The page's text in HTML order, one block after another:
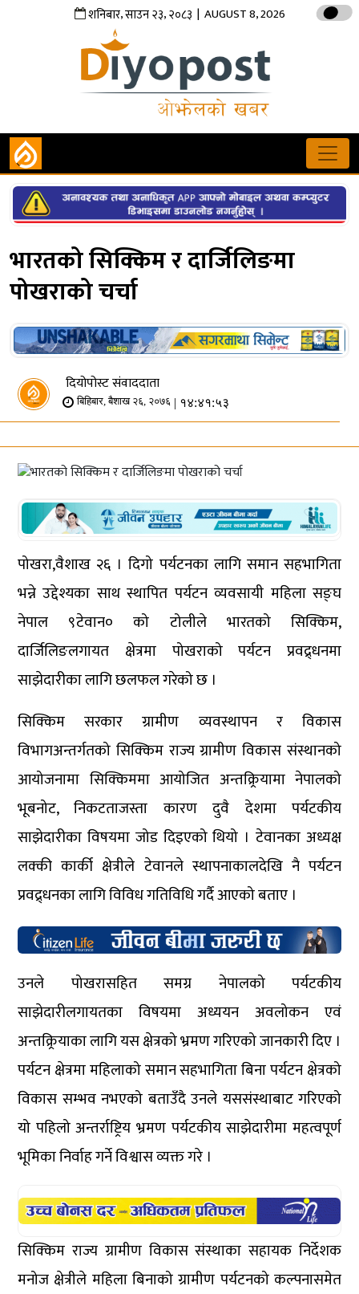
शनिबार,साउन२३,२०८३ | AUGUST 8, 2026
भारतको सिक्किम र दार्जिलिङमा
पोखराको चर्चा
दियोपोस्ट संवाददाता
बिहिबार, बैशाख २६, २०७६ | १४:४१:५३
पोखरा,वैशाख २६ । दिगो पर्यटनका लागि समान सहभागिता
भन्ने उद्देश्यका साथ स्थापित पर्यटन व्यवसायी महिला सङ्घ
नेपाल ९टेवान० को टोलीले भारतको सिक्किम,
दार्जिलिङलगायत क्षेत्रमा पोखराको पर्यटन प्रवद्र्धनमा
साझेदारीका लागि छलफल गरेको छ ।
सिक्किम सरकार ग्रामीण व्यवस्थापन र विकास
विभागअन्तर्गतको सिक्किम राज्य ग्रामीण विकास संस्थानको
आयोजनामा सिक्किममा आयोजित अन्तक्र्रियामा नेपालको
भूबनोट, निकटताजस्ता कारण दुवै देशमा पर्यटकीय
साझेदारीका विषयमा जोड दिइएको थियो । टेवानका अध्यक्ष
लक्की कार्की क्षेत्रीले टेवानले स्थापनाकालदेखि नै पर्यटन
प्रवद्र्धनका लागि विविध गतिविधि गर्दै आएको बताए ।
उनले पोखरासहित समग्र नेपालको पर्यटकीय
साझेदारीलगायतका विषयमा अध्ययन अवलोकन एवं
अन्तक्र्रियाका लागि यस क्षेत्रको भ्रमण गरिएको जानकारी दिए ।
पर्यटन क्षेत्रमा महिलाको समान सहभागिता बिना पर्यटन क्षेत्रको
विकास सम्भव नभएको बताउँदै उनले यससंस्थाबाट गरिएको
यो पहिलो अन्तर्राष्ट्रिय भ्रमण पर्यटकीय साझेदारीमा महत्वपूर्ण
भूमिका निर्वाह गर्ने विश्वास व्यक्त गरे ।
सिक्किम राज्य ग्रामीण विकास संस्थाका सहायक निर्देशक
मनोज क्षेत्रीले महिला बिनाको ग्रामीण पर्यटनको कल्पनासमेत